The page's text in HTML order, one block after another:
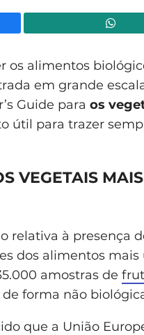
os alimentos
em grande
Guide para os
útil para trazer
VEGETAIS
relativa à presença
dos alimentos
amostras de
forma não
que a União